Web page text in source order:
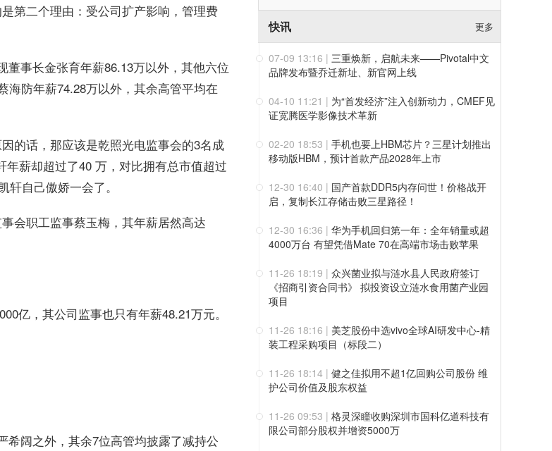
第二个理由：受公司扩产影响，管理费
事长金张育年薪86.13万以外，其他六位
海防年薪74.28万以外，其余高管平均在
的话，那应该是乾照光电监事会的3名成
薪却超过了40 万，对比拥有总市值超过
自己傲娇一会了。
会职工监事蔡玉梅，其年薪居然高达
亿，其公司监事也只有年薪48.21万元。
阔之外，其余7位高管均披露了减持公
快讯 更多
07-09 13:16 | 三重焕新，启航未来——Pivotal中文
品牌发布暨乔迁新址、新官网上线
04-10 11:21 | 为“首发经济”注入创新动力，CMEF见
证宽腾医学影像技术革新
02-20 18:53 | 手机也要上HBM芯片？三星计划推出
移动版HBM，预计首款产品2028年上市
12-30 16:40 | 国产首款DDR5内存问世！价格战开
启，复制长江存储击败三星路径！
12-30 16:36 | 华为手机回归第一年：全年销量或超
4000万台 有望凭借Mate 70在高端市场击败苹果
11-26 18:19 | 众兴菌业拟与涟水县人民政府签订
《招商引资合同书》 拟投资设立涟水食用菌产业园
项目
11-26 18:16 | 美芝股份中选vivo全球AI研发中心-精
装工程采购项目（标段二）
11-26 18:14 | 健之佳拟用不超1亿回购公司股份 维
护公司价值及股东权益
11-26 09:53 | 格灵深瞳收购深圳市国科亿道科技有
限公司部分股权并增资5000万